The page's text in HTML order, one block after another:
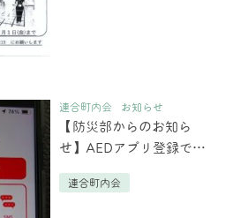
連合町内会
お知らせ
【防災部からのお知ら
せ】AEDアプリ登録で
しょう！
連合町内会